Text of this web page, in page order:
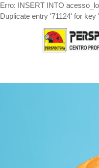
Erro: INSERT INTO
Duplicate entry '71124' for
Mais de 70